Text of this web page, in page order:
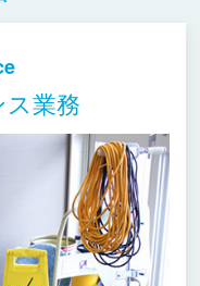
業務